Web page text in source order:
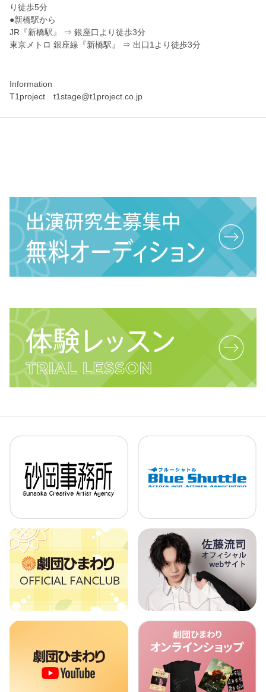
り徒歩5分
●新橋駅から
JR『新橋駅』 ⇒ 銀座口より徒歩3分
東京メトロ 銀座線『新橋駅』 ⇒ 出口1より徒歩3分
Information
T1project t1stage@t1project.co.jp